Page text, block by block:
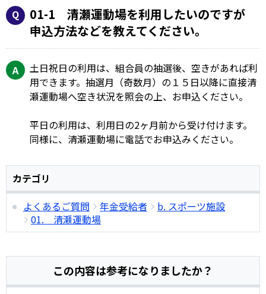
01-1 清瀬運動場を利用したいのですが
申込方法などを教えてください。
土日祝日の利用は、組合員の抽選後、空きがあれば利
用できます。抽選月（奇数月）の１５日以降に直接清
瀬運動場へ空き状況を照会の上、お申込ください。
平日の利用は、利用日の2ヶ月前から受け付けます。
同様に、清瀬運動場に電話でお申込みください。
カテゴリ
よくあるご質問
年金受給者
b. スポーツ施設
01. 清瀬運動場
この内容は参考になりましたか？